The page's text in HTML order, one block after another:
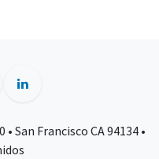
San Francisco CA 94134 •